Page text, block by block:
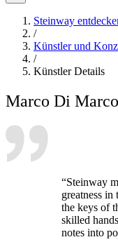
Steinway
/
Künstler und
/
Künstler Details
Marco Di Marco
“Steinway
greatness
the keys of
skilled
notes into